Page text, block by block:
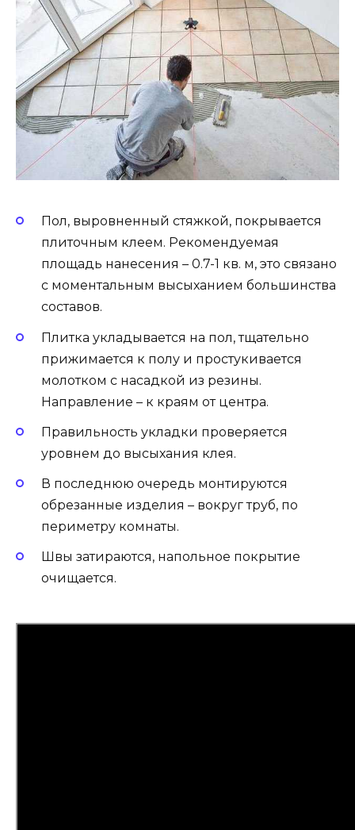
Пол, выровненный стяжкой, покрывается
плиточным клеем. Рекомендуемая
площадь нанесения – 0.7-1 кв. м, это связано
с моментальным высыханием большинства
составов.
Плитка укладывается на пол, тщательно
прижимается к полу и простукивается
молотком с насадкой из резины.
Направление – к краям от центра.
Правильность укладки проверяется
уровнем до высыхания клея.
В последнюю очередь монтируются
обрезанные изделия – вокруг труб, по
периметру комнаты.
Швы затираются, напольное покрытие
очищается.